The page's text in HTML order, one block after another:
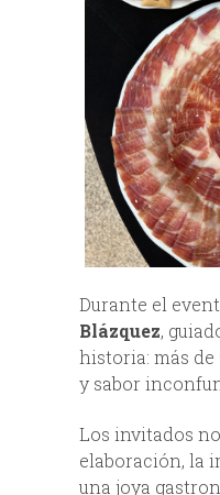
Durante el
Blázquez,
historia: más
y sabor
Los invitados
elaboración, la
una joya